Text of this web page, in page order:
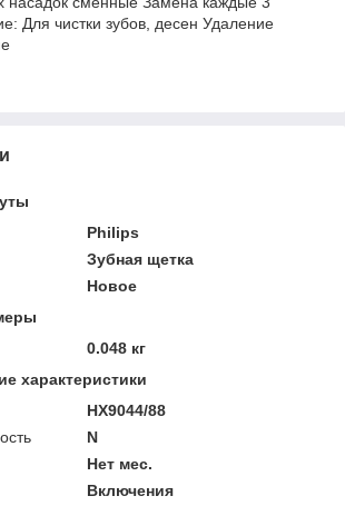
Для чистки зубов, десен Удаление
Philips
Зубная щетка
Новое
0.048 кг
характеристики
HX9044/88
N
Нет мес.
Включения